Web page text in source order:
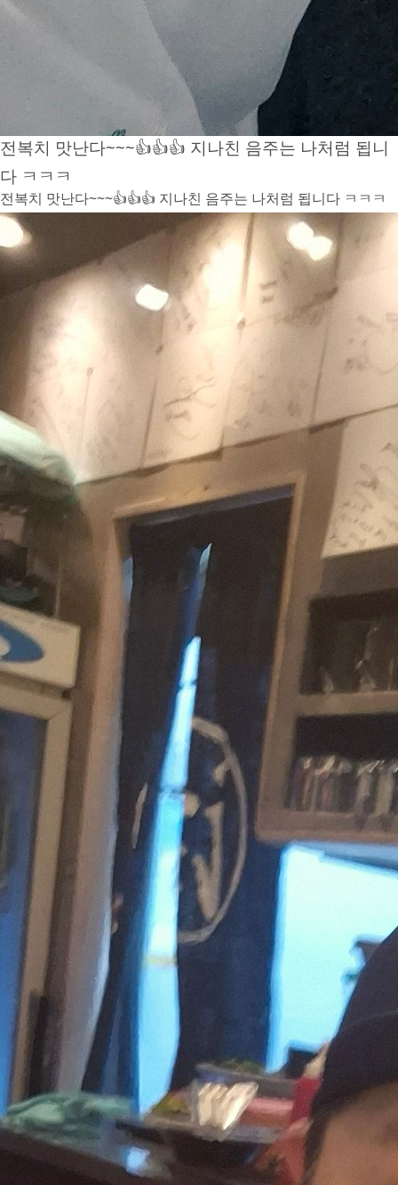
전복치 맛난다~~~👍👍👍 지나친 음주는 나처럼 됩니
다 ㅋㅋㅋ
전복치 맛난다~~~👍👍👍 지나친 음주는 나처럼 됩니다 ㅋㅋㅋ